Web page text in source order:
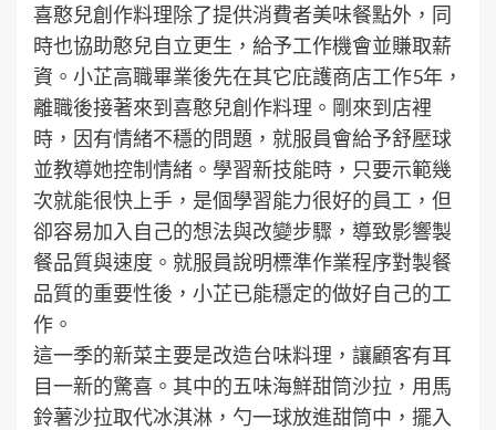
喜憨兒創作料理除了提供消費者美味餐點外，同
時也協助憨兒自立更生，給予工作機會並賺取薪
資。小芷高職畢業後先在其它庇護商店工作5年，
離職後接著來到喜憨兒創作料理。剛來到店裡
時，因有情緒不穩的問題，就服員會給予舒壓球
並教導她控制情緒。學習新技能時，只要示範幾
次就能很快上手，是個學習能力很好的員工，但
卻容易加入自己的想法與改變步驟，導致影響製
餐品質與速度。就服員說明標準作業程序對製餐
品質的重要性後，小芷已能穩定的做好自己的工
作。
這一季的新菜主要是改造台味料理，讓顧客有耳
目一新的驚喜。其中的五味海鮮甜筒沙拉，用馬
鈴薯沙拉取代冰淇淋，勺一球放進甜筒中，擺入